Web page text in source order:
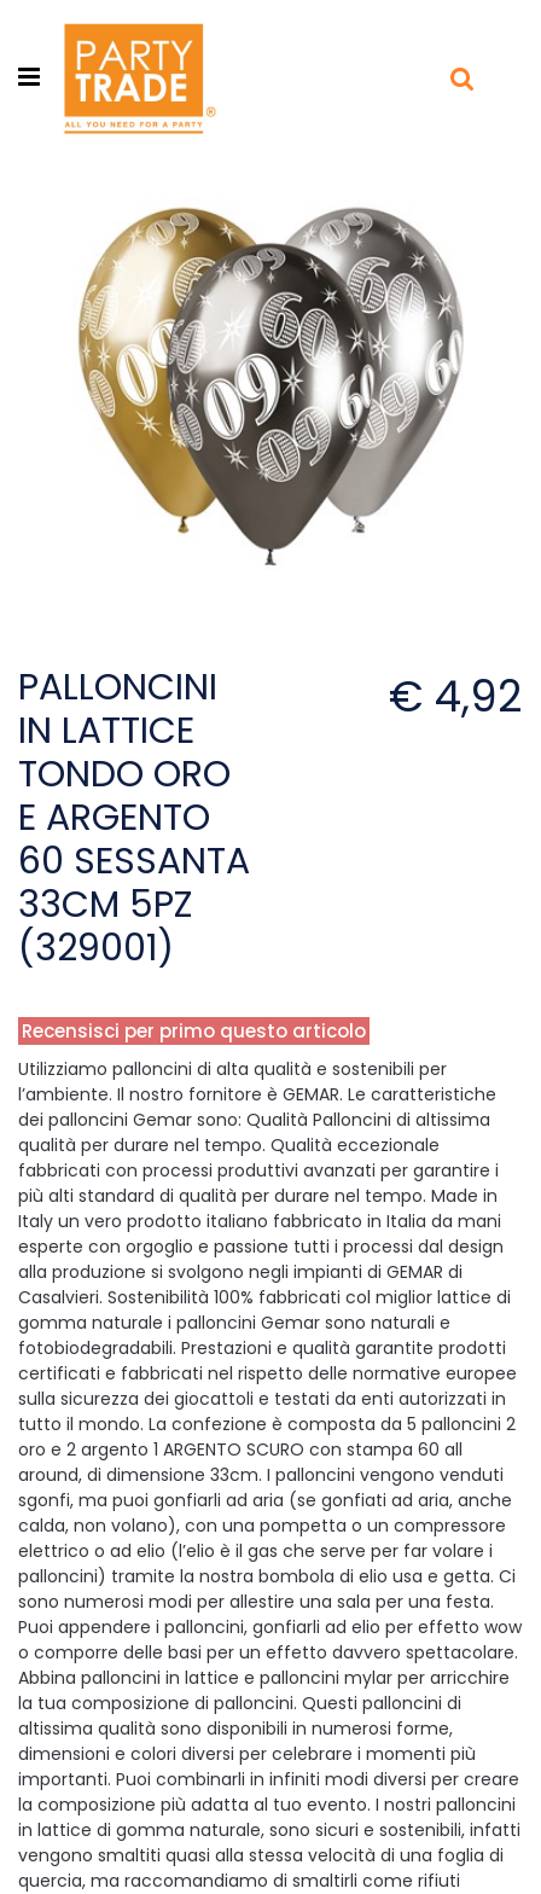
Open menu
PALLONCINI
IN LATTICE
TONDO ORO
E ARGENTO
60 SESSANTA
33CM 5PZ
(329001)
€ 4,92
Recensisci per primo questo articolo
Utilizziamo palloncini di alta qualità e sostenibili per
l’ambiente. Il nostro fornitore è GEMAR. Le caratteristiche
dei palloncini Gemar sono: Qualità Palloncini di altissima
qualità per durare nel tempo. Qualità eccezionale
fabbricati con processi produttivi avanzati per garantire i
più alti standard di qualità per durare nel tempo. Made in
Italy un vero prodotto italiano fabbricato in Italia da mani
esperte con orgoglio e passione tutti i processi dal design
alla produzione si svolgono negli impianti di GEMAR di
Casalvieri. Sostenibilità 100% fabbricati col miglior lattice di
gomma naturale i palloncini Gemar sono naturali e
fotobiodegradabili. Prestazioni e qualità garantite prodotti
certificati e fabbricati nel rispetto delle normative europee
sulla sicurezza dei giocattoli e testati da enti autorizzati in
tutto il mondo. La confezione è composta da 5 palloncini 2
oro e 2 argento 1 ARGENTO SCURO con stampa 60 all
around, di dimensione 33cm. I palloncini vengono venduti
sgonfi, ma puoi gonfiarli ad aria (se gonfiati ad aria, anche
calda, non volano), con una pompetta o un compressore
elettrico o ad elio (l’elio è il gas che serve per far volare i
palloncini) tramite la nostra bombola di elio usa e getta. Ci
sono numerosi modi per allestire una sala per una festa.
Puoi appendere i palloncini, gonfiarli ad elio per effetto wow
o comporre delle basi per un effetto davvero spettacolare.
Abbina palloncini in lattice e palloncini mylar per arricchire
la tua composizione di palloncini. Questi palloncini di
altissima qualità sono disponibili in numerosi forme,
dimensioni e colori diversi per celebrare i momenti più
importanti. Puoi combinarli in infiniti modi diversi per creare
la composizione più adatta al tuo evento. I nostri palloncini
in lattice di gomma naturale, sono sicuri e sostenibili, infatti
vengono smaltiti quasi alla stessa velocità di una foglia di
quercia, ma raccomandiamo di smaltirli come rifiuti